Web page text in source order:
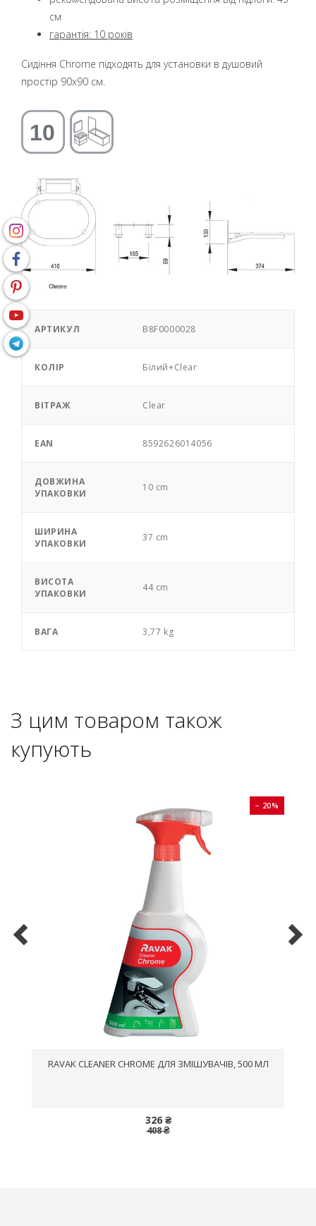
см
гарантія: 10 років
Сидіння Chrome підходять для установки в душовий
простір 90x90 см.
АРТИКУЛ B8F0000028
КОЛІР Білий+Clear
ВІТРАЖ Clear
EAN 8592626014056
ДОВЖИНА
УПАКОВКИ
10 cm
ШИРИНА
УПАКОВКИ
37 cm
ВИСОТА
УПАКОВКИ
44 cm
ВАГА 3,77 kg
З цим товаром також
купують
− 20%
RAVAK CLEANER CHROME ДЛЯ ЗМІШУВАЧІВ, 500 МЛ
326 ₴
408 ₴